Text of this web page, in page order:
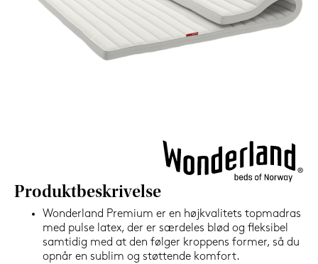
Produktbeskrivelse
Wonderland Premium er en højkvalitets topmadras
med pulse latex, der er særdeles blød og fleksibel
samtidig med at den følger kroppens former, så du
opnår en sublim og støttende komfort.